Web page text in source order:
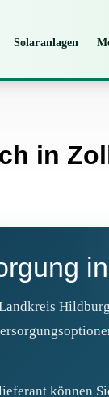
Solaranlagen
in
können